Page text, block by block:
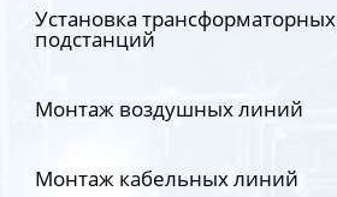
Установка трансформаторных
подстанций
Монтаж воздушных линий
Монтаж кабельных линий